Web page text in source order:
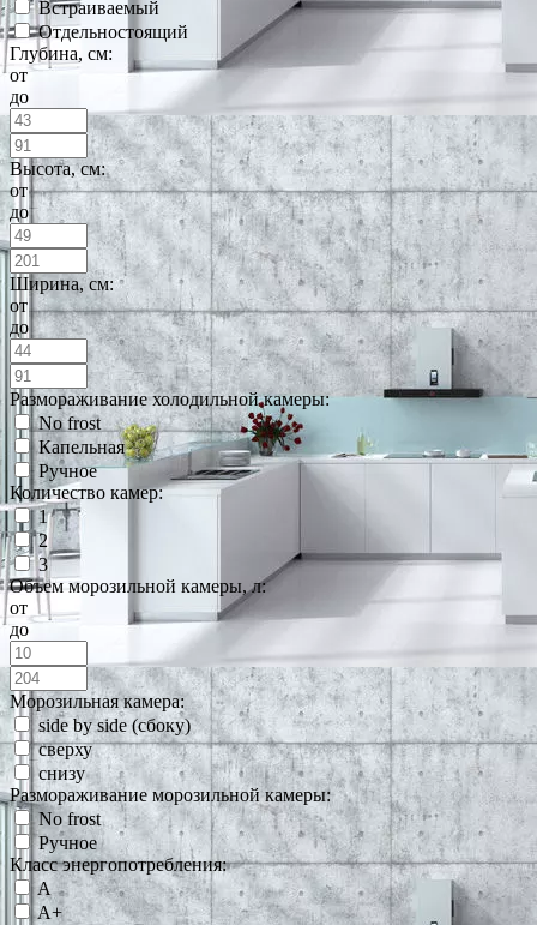
Встраиваемый
Отдельностоящий
Глубина, см:
от
до
Высота, см:
от
до
Ширина, см:
от
до
Размораживание холодильной камеры:
No frost
Капельная
Ручное
Количество камер:
1
2
3
Объем морозильной камеры, л:
от
до
Морозильная камера:
side by side (сбоку)
сверху
снизу
Размораживание морозильной камеры:
No frost
Ручное
Класс энергопотребления:
A
A+